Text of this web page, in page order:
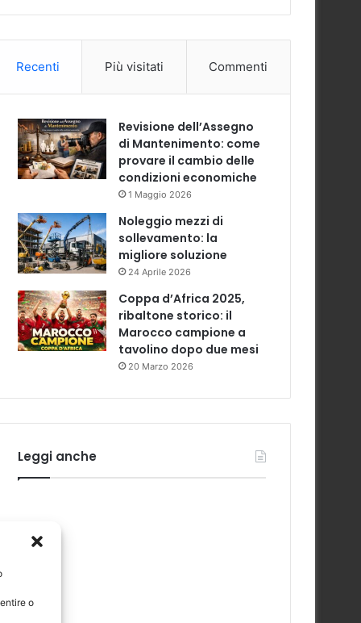
o
Recenti Più visitati Commenti
Revisione dell’Assegno
di Mantenimento: come
provare il cambio delle
condizioni economiche
1 Maggio 2026
Noleggio mezzi di
sollevamento: la
migliore soluzione
24 Aprile 2026
Coppa d’Africa 2025,
ribaltone storico: il
Marocco campione a
tavolino dopo due mesi
20 Marzo 2026
Leggi anche